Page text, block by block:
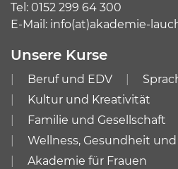
Tel: 0152 299 64 300
E-Mail: info(at)akademie-
Unsere Kurse
Beruf und EDV
Kultur und Kreativität
Familie und Gesellschaft
Wellness, Gesundheit
Akademie für Frauen